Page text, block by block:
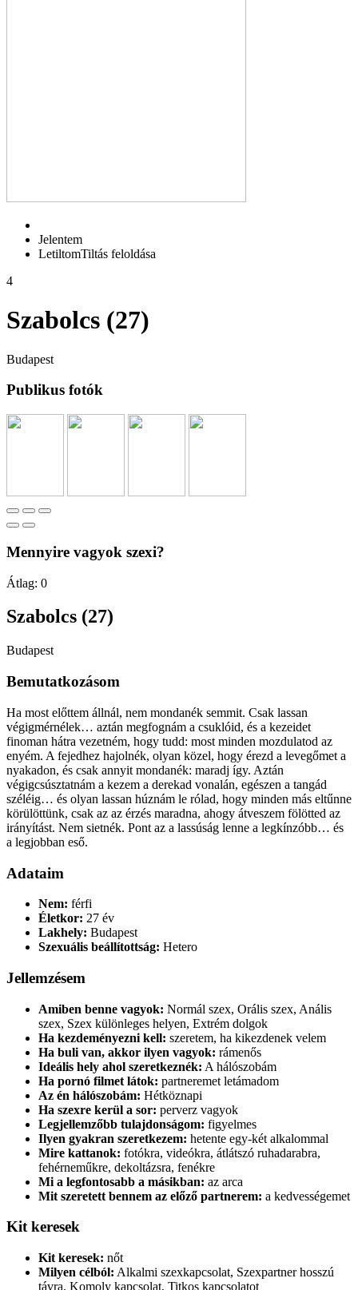
Jelentem
LetiltomTiltás feloldása
4
Szabolcs (27)
Budapest
Publikus fotók
Mennyire vagyok szexi?
Átlag: 0
Szabolcs (27)
Budapest
Bemutatkozásom
Ha most előttem állnál, nem mondanék semmit. Csak lassan
végigmérnélek… aztán megfognám a csuklóid, és a kezeidet
finoman hátra vezetném, hogy tudd: most minden mozdulatod az
enyém. A fejedhez hajolnék, olyan közel, hogy érezd a levegőmet a
nyakadon, és csak annyit mondanék: maradj így. Aztán
végigcsúsztatnám a kezem a derekad vonalán, egészen a tangád
széléig… és olyan lassan húznám le rólad, hogy minden más eltűnne
körülöttünk, csak az az érzés maradna, ahogy átveszem fölötted az
irányítást. Nem sietnék. Pont az a lassúság lenne a legkínzóbb… és
a legjobban eső.
Adataim
Nem: férfi
Életkor: 27 év
Lakhely: Budapest
Szexuális beállítottság: Hetero
Jellemzésem
Amiben benne vagyok: Normál szex, Orális szex, Anális
szex, Szex különleges helyen, Extrém dolgok
Ha kezdeményezni kell: szeretem, ha kikezdenek velem
Ha buli van, akkor ilyen vagyok: rámenős
Ideális hely ahol szeretkeznék: A hálószobám
Ha pornó filmet látok: partneremet letámadom
Az én hálószobám: Hétköznapi
Ha szexre kerül a sor: perverz vagyok
Legjellemzőbb tulajdonságom: figyelmes
Ilyen gyakran szeretkezem: hetente egy-két alkalommal
Mire kattanok: fotókra, videókra, átlátszó ruhadarabra,
fehérneműkre, dekoltázsra, fenékre
Mi a legfontosabb a másikban: az arca
Mit szeretett bennem az előző partnerem: a kedvességemet
Kit keresek
Kit keresek: nőt
Milyen célból: Alkalmi szexkapcsolat, Szexpartner hosszú
távra, Komoly kapcsolat, Titkos kapcsolatot